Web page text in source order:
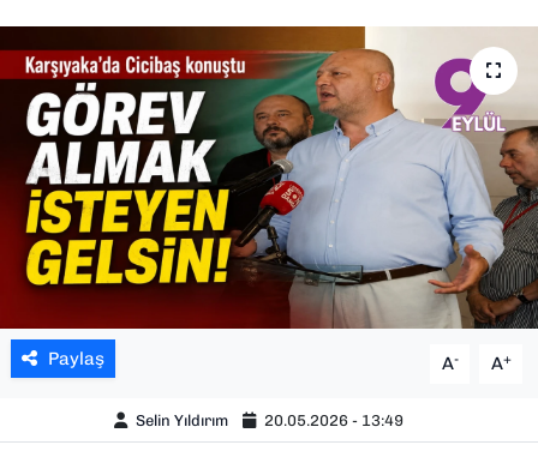
Paylaş A- A+
Selin Yıldırım 20.05.2026 - 13:49
YEREL YÖNETİMLER